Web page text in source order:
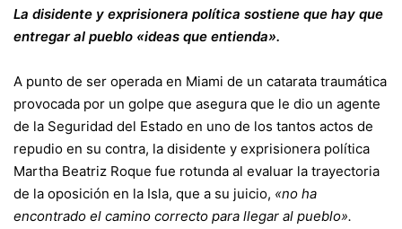
La disidente y exprisionera política sostiene que hay que
entregar al pueblo «ideas que entienda».
A punto de ser operada en Miami de un catarata traumática
provocada por un golpe que asegura que le dio un agente
de la Seguridad del Estado en uno de los tantos actos de
repudio en su contra, la disidente y exprisionera política
Martha Beatriz Roque fue rotunda al evaluar la trayectoria
de la oposición en la Isla, que a su juicio, «no ha
encontrado el camino correcto para llegar al pueblo».